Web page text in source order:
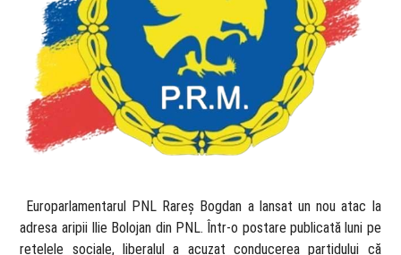
​ Europarlamentarul PNL Rareș Bogdan a lansat un nou atac la
adresa aripii Ilie Bolojan din PNL. Într-o postare publicată luni pe
rețelele sociale, liberalul a acuzat conducerea partidului că